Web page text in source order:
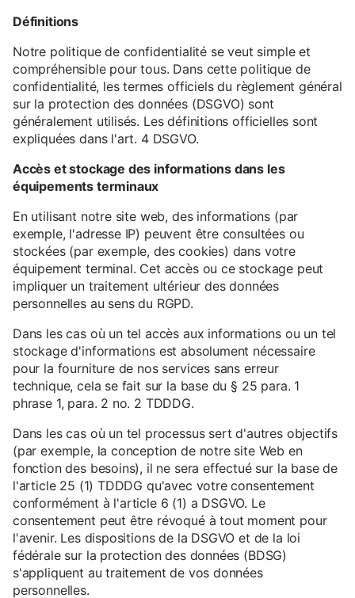
Définitions
Notre politique de confidentialité se veut simple et
compréhensible pour tous. Dans cette politique de
confidentialité, les termes officiels du règlement général
sur la protection des données (DSGVO) sont
généralement utilisés. Les définitions officielles sont
expliquées dans l'art. 4 DSGVO.
Accès et stockage des informations dans les
équipements terminaux
En utilisant notre site web, des informations (par
exemple, l'adresse IP) peuvent être consultées ou
stockées (par exemple, des cookies) dans votre
équipement terminal. Cet accès ou ce stockage peut
impliquer un traitement ultérieur des données
personnelles au sens du RGPD.
Dans les cas où un tel accès aux informations ou un tel
stockage d'informations est absolument nécessaire
pour la fourniture de nos services sans erreur
technique, cela se fait sur la base du § 25 para. 1
phrase 1, para. 2 no. 2 TDDDG.
Dans les cas où un tel processus sert d'autres objectifs
(par exemple, la conception de notre site Web en
fonction des besoins), il ne sera effectué sur la base de
l'article 25 (1) TDDDG qu'avec votre consentement
conformément à l'article 6 (1) a DSGVO. Le
consentement peut être révoqué à tout moment pour
l'avenir. Les dispositions de la DSGVO et de la loi
fédérale sur la protection des données (BDSG)
s'appliquent au traitement de vos données
personnelles.